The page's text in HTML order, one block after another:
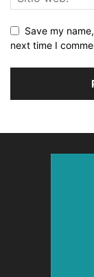
Save my
next time I